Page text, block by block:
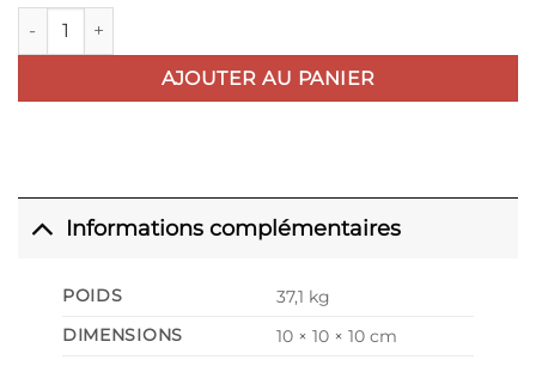
quantité de Pack Lavage
AJOUTER AU PANIER
Informations complémentaires
POIDS
37,1 kg
DIMENSIONS
10 × 10 × 10 cm